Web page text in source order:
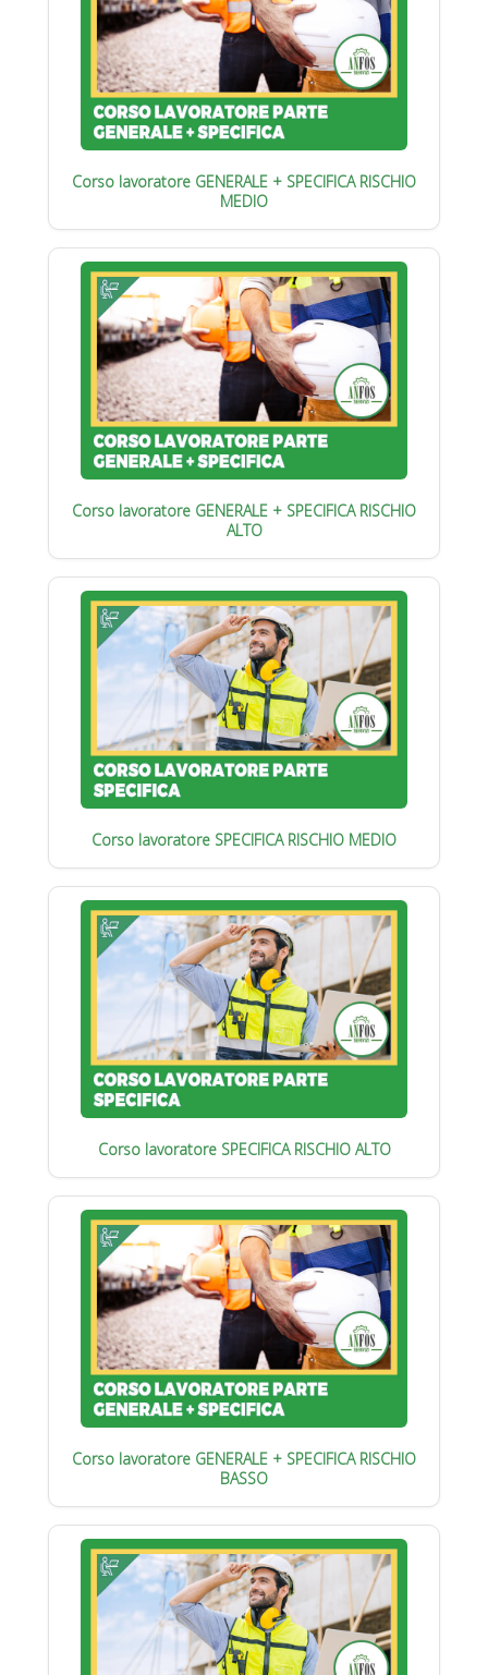
Corso lavoratore GENERALE + SPECIFICA RISCHIO
MEDIO
Corso lavoratore GENERALE + SPECIFICA RISCHIO
ALTO
Corso lavoratore SPECIFICA RISCHIO MEDIO
Corso lavoratore SPECIFICA RISCHIO ALTO
Corso lavoratore GENERALE + SPECIFICA RISCHIO
BASSO